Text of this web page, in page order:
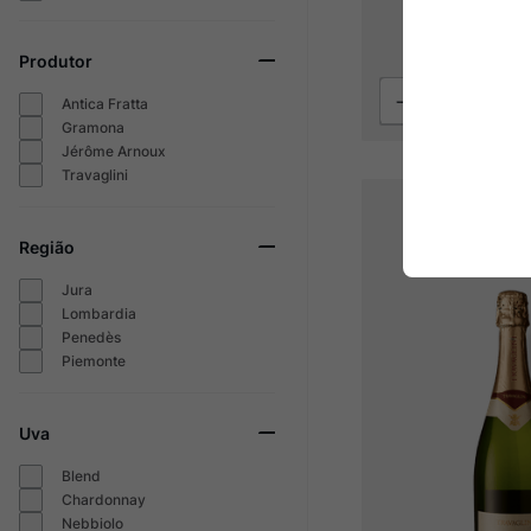
Produtor
Antica Fratta
Gramona
Jérôme Arnoux
Travaglini
Região
Jura
Lombardia
Penedès
Piemonte
Uva
Blend
Chardonnay
Nebbiolo